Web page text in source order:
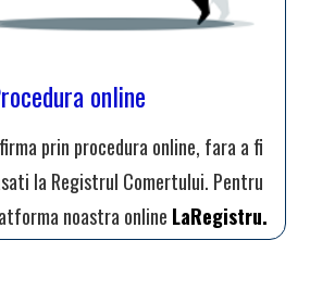
online
prin procedura online, fara a fi
la Registrul Comertului. Pentru
noastra online LaRegistru.